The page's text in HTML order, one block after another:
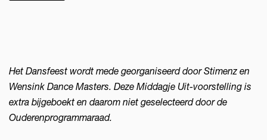
Het Dansfeest wordt mede georganiseerd door Stimenz en
Wensink Dance Masters. Deze Middagje Uit-voorstelling is
extra bijgeboekt en daarom niet geselecteerd door de
Ouderenprogrammaraad.